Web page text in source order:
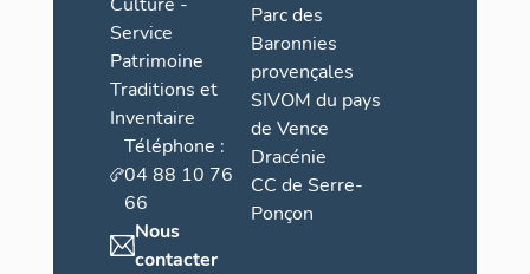
Service
Patrimoine
Traditions et
Inventaire
Téléphone :
04 88 10 76
66
Nous
contacter
Parc des
Baronnies
provençales
SIVOM du pays
de Vence
Dracénie
CC de Serre-
Ponçon